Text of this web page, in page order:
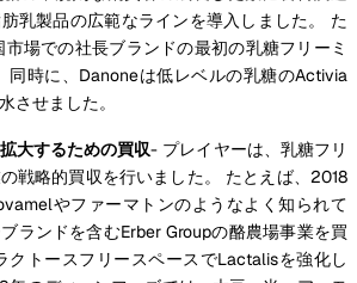
乳製品の広範なラインを導入しました。 た
場での社長ブランドの最初の乳糖フリーミ
同時に、Danoneは低レベルの乳糖のActivia
させました。
大するための買収- プレイヤーは、乳糖フリ
戦略的買収を行いました。 たとえば、2018
やファーマトンのようなよく知られて
ランドを含むErber Groupの酪農場事業を買
クトースフリースペースでLactalisを強化し